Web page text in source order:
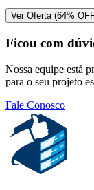
Ver Oferta (64%
Ficou com
Nossa equipe está
para o seu projeto
Fale Conosco